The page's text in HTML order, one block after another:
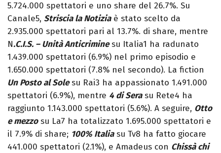
5.724.000 spettatori e uno share del 26.7%. Su
Canale5, Striscia la Notiziaè stato scelto da
2.935.000 spettatori pari al 13.7%. di share, mentre
N.C.I.S. – Unità Anticriminesu Italia1 ha radunato
1.439.000 spettatori (6.9%) nel primo episodio e
1.650.000 spettatori (7.8% nel secondo). La fiction
Un Posto al Solesu Rai3 ha appassionato 1.491.000
spettatori (6.9%), mentre 4 di Serasu Rete4 ha
raggiunto 1.143.000 spettatori (5.6%). A seguire, Otto
e mezzosu La7 ha totalizzato 1.695.000 spettatori e
il 7.9% di share; 100% Italiasu Tv8 ha fatto giocare
441.000 spettatori (2.1%), e Amadeus con Chissà chi